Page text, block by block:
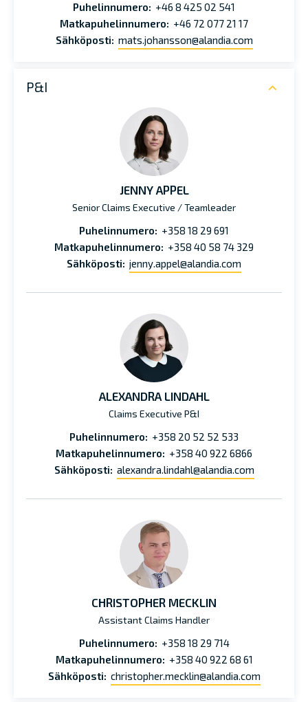
Puhelinnumero: +46 8 425 02 541
Matkapuhelinnumero: +46 72 077 21 17
Sähköposti: mats.johansson@alandia.com
P&I
JENNY APPEL
Senior Claims Executive / Teamleader
Puhelinnumero: +358 18 29 691
Matkapuhelinnumero: +358 40 58 74 329
Sähköposti: jenny.appel@alandia.com
ALEXANDRA LINDAHL
Claims Executive P&I
Puhelinnumero: +358 20 52 52 533
Matkapuhelinnumero: +358 40 922 6866
Sähköposti: alexandra.lindahl@alandia.com
CHRISTOPHER MECKLIN
Assistant Claims Handler
Puhelinnumero: +358 18 29 714
Matkapuhelinnumero: +358 40 922 68 61
Sähköposti: christopher.mecklin@alandia.com